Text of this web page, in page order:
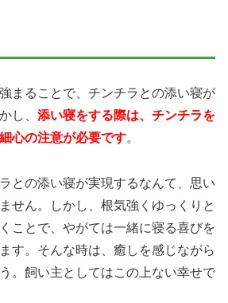
まることで、チンチラとの添い寝が
し、 添い寝をする際は、チンチラを
心の注意が必要です。
との添い寝が実現するなんて、思い
せん。しかし、根気強くゆっくりと
ことで、やがては一緒に寝る喜びを
す。そんな時は、癒しを感じながら
。飼い主としてはこの上ない幸せで